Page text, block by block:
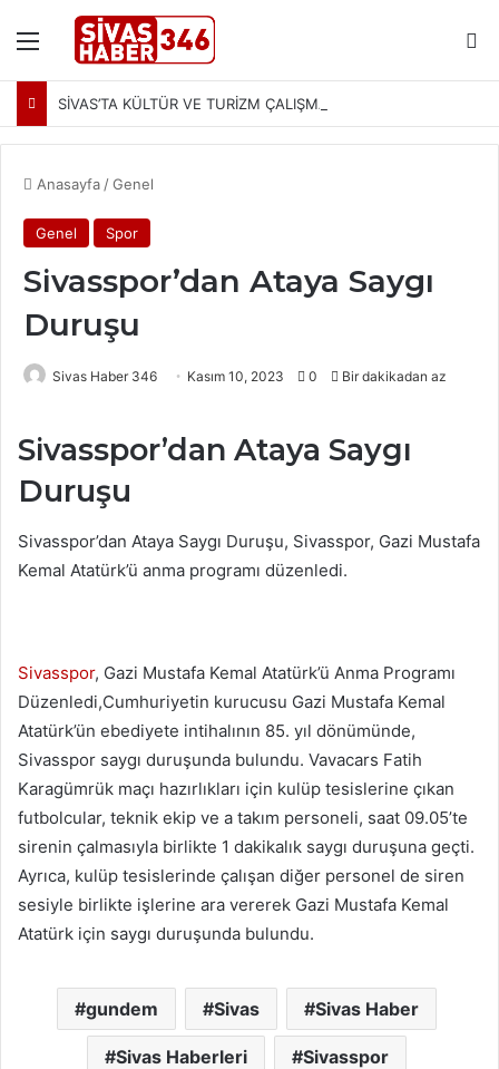
Menü
Anasayfa /Genel
Genel Spor
Sivasspor’dan Ataya Saygı
Duruşu
Sivas Haber 346 Kasım 10, 2023 0 Bir dakikadan az
Sivasspor’dan Ataya Saygı
Duruşu
Sivasspor’dan Ataya Saygı Duruşu, Sivasspor, Gazi Mustafa
Kemal Atatürk’ü anma programı düzenledi.
Sivasspor, Gazi Mustafa Kemal Atatürk’ü Anma Programı
Düzenledi,Cumhuriyetin kurucusu Gazi Mustafa Kemal
Atatürk’ün ebediyete intihalının 85. yıl dönümünde,
Sivasspor saygı duruşunda bulundu. Vavacars Fatih
Karagümrük maçı hazırlıkları için kulüp tesislerine çıkan
futbolcular, teknik ekip ve a takım personeli, saat 09.05’te
sirenin çalmasıyla birlikte 1 dakikalık saygı duruşuna geçti.
Ayrıca, kulüp tesislerinde çalışan diğer personel de siren
sesiyle birlikte işlerine ara vererek Gazi Mustafa Kemal
Atatürk için saygı duruşunda bulundu.
gundem Sivas Sivas Haber
Sivas Haberleri Sivasspor